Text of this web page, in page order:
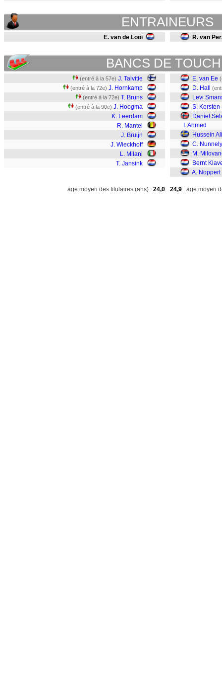
ENTRAINEURS
E. van de Looi R. van
BANCS DE
(entré à la 57e) J. Talvitie
(entré à la 72e) J. Hornkamp
(entré à la 72e) T. Bruns
(entré à la 90e) J. Hoogma
K. Leerdam
R. Mantel
J. Bruijn
J. Wieckhoff
L. Milani
T. Jansink
E. van Ee
D. Hall
Levi
S. Kersten
Daniel
I. Ahmed
Hussein Ali
C. Nunnely
M.
Bernt
A. Noppert
age moyen des titulaires (ans) : 24,0 24,9 : age moyen